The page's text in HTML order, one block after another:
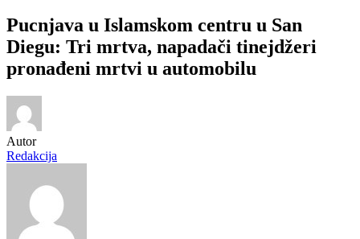
Pucnjava u Islamskom centru u San
Diegu: Tri mrtva, napadači tinejdžeri
pronađeni mrtvi u automobilu
Autor
Redakcija